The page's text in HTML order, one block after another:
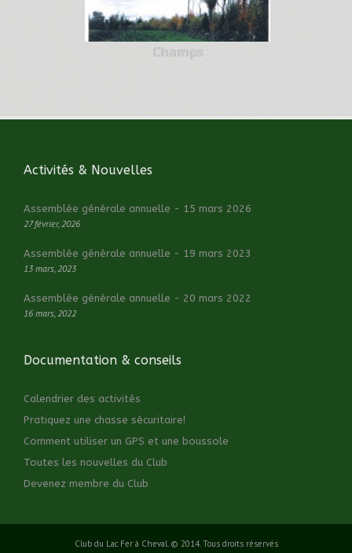
Champs
Activités & Nouvelles
Assemblée générale annuelle - 15 mars 2026
27 février, 2026
Assemblée générale annuelle - 19 mars 2023
13 mars, 2023
Assemblée générale annuelle - 20 mars 2022
16 mars, 2022
Documentation & conseils
Calendrier des activités
Pratiquez une chasse sécuritaire!
Comment utiliser un GPS et une boussole
Toutes les nouvelles du Club
Devenez membre du Club
Club du Lac Fer à Cheval. © 2014. Tous droits réservés